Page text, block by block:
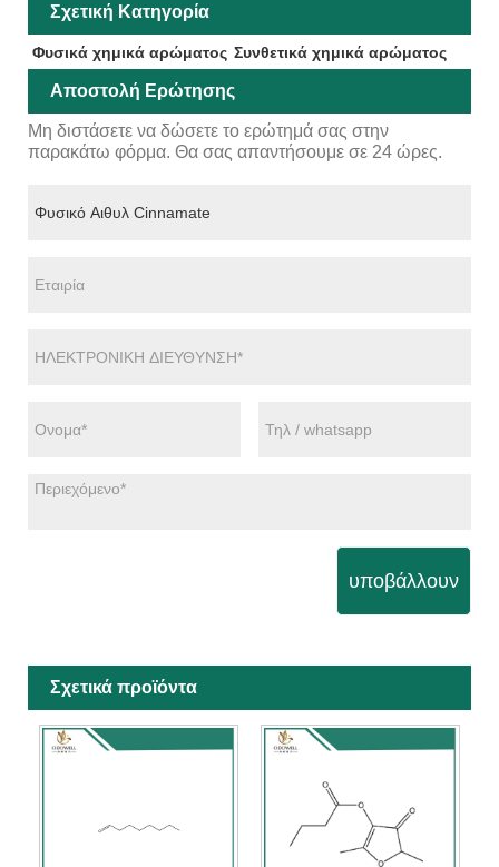
Σχετική Κατηγορία
Φυσικά χημικά αρώματος Συνθετικά χημικά αρώματος
Αποστολή Ερώτησης
Μη διστάσετε να δώσετε το ερώτημά σας στην
παρακάτω φόρμα. Θα σας απαντήσουμε σε 24 ώρες.
υποβάλλουν
Σχετικά προϊόντα